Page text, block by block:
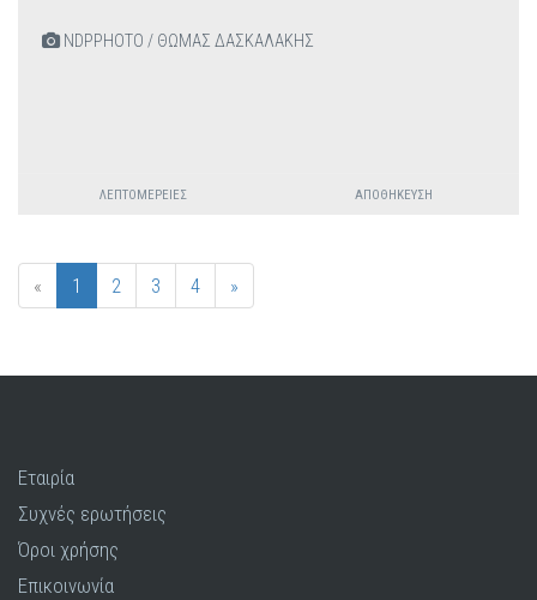
NDPPHOTO / ΘΩΜΑΣ ΔΑΣΚΑΛΑΚΗΣ
ΛΕΠΤΟΜΈΡΕΙΕΣ ΑΠΟΘΉΚΕΥΣΗ
« 1 2 3 4 »
Εταιρία
Συχνές ερωτήσεις
Όροι χρήσης
Επικοινωνία